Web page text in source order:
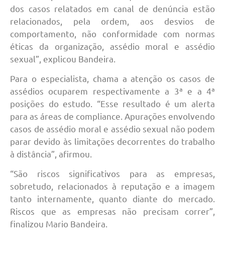
dos casos relatados em canal de denúncia estão
relacionados, pela ordem, aos desvios de
comportamento, não conformidade com normas
éticas da organização, assédio moral e assédio
sexual”, explicou Bandeira.
Para o especialista, chama a atenção os casos de
assédios ocuparem respectivamente a 3ª e a 4ª
posições do estudo. “Esse resultado é um alerta
para as áreas de compliance. Apurações envolvendo
casos de assédio moral e assédio sexual não podem
parar devido às limitações decorrentes do trabalho
à distância”, afirmou.
“São riscos significativos para as empresas,
sobretudo, relacionados à reputação e a imagem
tanto internamente, quanto diante do mercado.
Riscos que as empresas não precisam correr”,
finalizou Mario Bandeira.